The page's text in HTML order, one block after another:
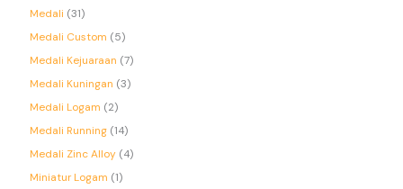
Medali 31
Medali Custom
5
Medali Kejuaraan 7
Medali Kuningan 3
Medali Logam
2
Medali Running 14
Medali Zinc Alloy 4
Miniatur Logam 1